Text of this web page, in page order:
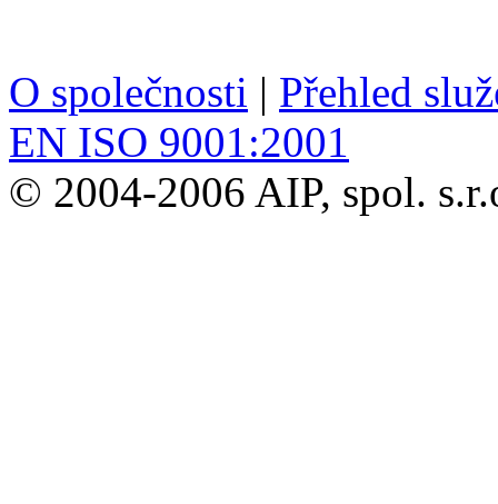
O společnosti | Přehled
EN ISO 9001:2001
© 2004-2006 AIP, spol.